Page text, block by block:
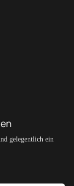
gelegentlich ein